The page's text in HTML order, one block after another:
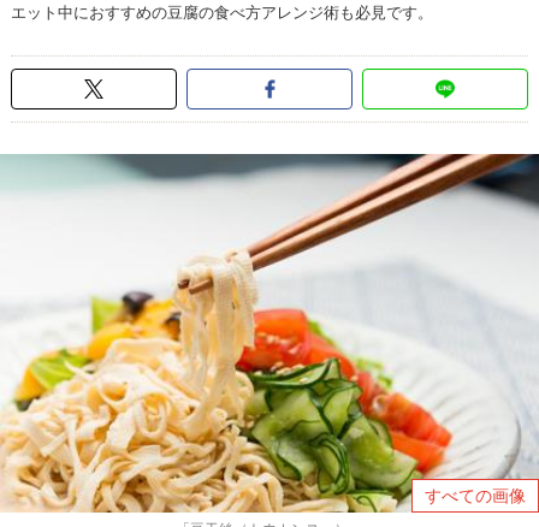
エット中におすすめの豆腐の食べ方アレンジ術も必見です。
すべての画像